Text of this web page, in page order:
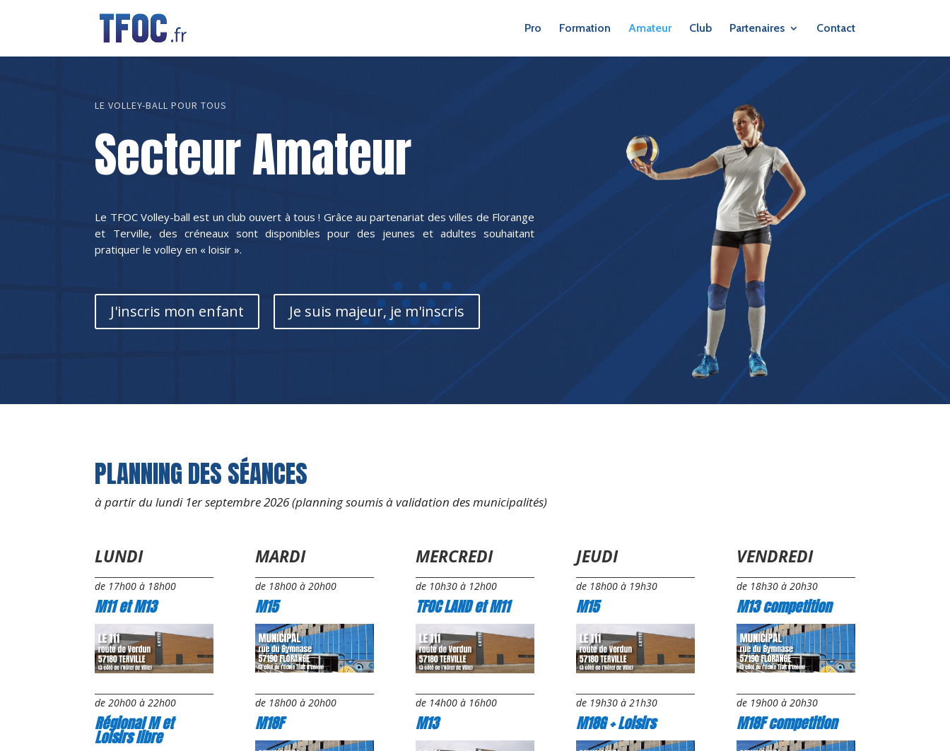
Pro Formation Amateur Club Partenaires Contact
LE VOLLEY-BALL POUR TOUS
Secteur Amateur
Le TFOC Volley-ball est un club ouvert à tous ! Grâce au partenariat des villes de Florange
et Terville, des créneaux sont disponibles pour des jeunes et adultes souhaitant
pratiquer le volley en « loisir ».
J'inscris mon enfant Je suis majeur, je m'inscris
PLANNING DES SÉANCES
à partir du lundi 1er septembre 2026 (planning soumis à validation des municipalités)
LUNDI
de 17h00 à 18h00
M11 et M13
de 20h00 à 22h00
Régional M et
Loisirs libre
MARDI
de 18h00 à 20h00
M15
de 18h00 à 20h00
M18F
MERCREDI
de 10h30 à 12h00
TFOC LAND et M11
de 14h00 à 16h00
M13
JEUDI
de 18h00 à 19h30
M15
de 19h30 à 21h30
M18G + Loisirs
VENDREDI
de 18h30 à 20h30
M13competition
de 19h00 à 20h30
M18F competition